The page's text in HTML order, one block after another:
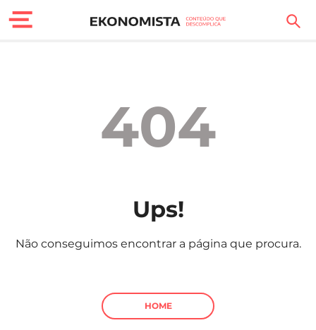
Carreira
Sociedade
Negócios
404
Ups!
Não conseguimos encontrar a página que procura.
HOME